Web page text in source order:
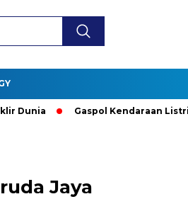
Gaspol Kendaraan Listrik!
Jaya